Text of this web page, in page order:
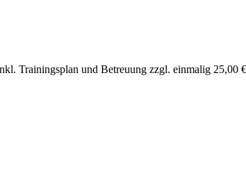
Trainingsplan und Betreuung zzgl. einmalig 25,00